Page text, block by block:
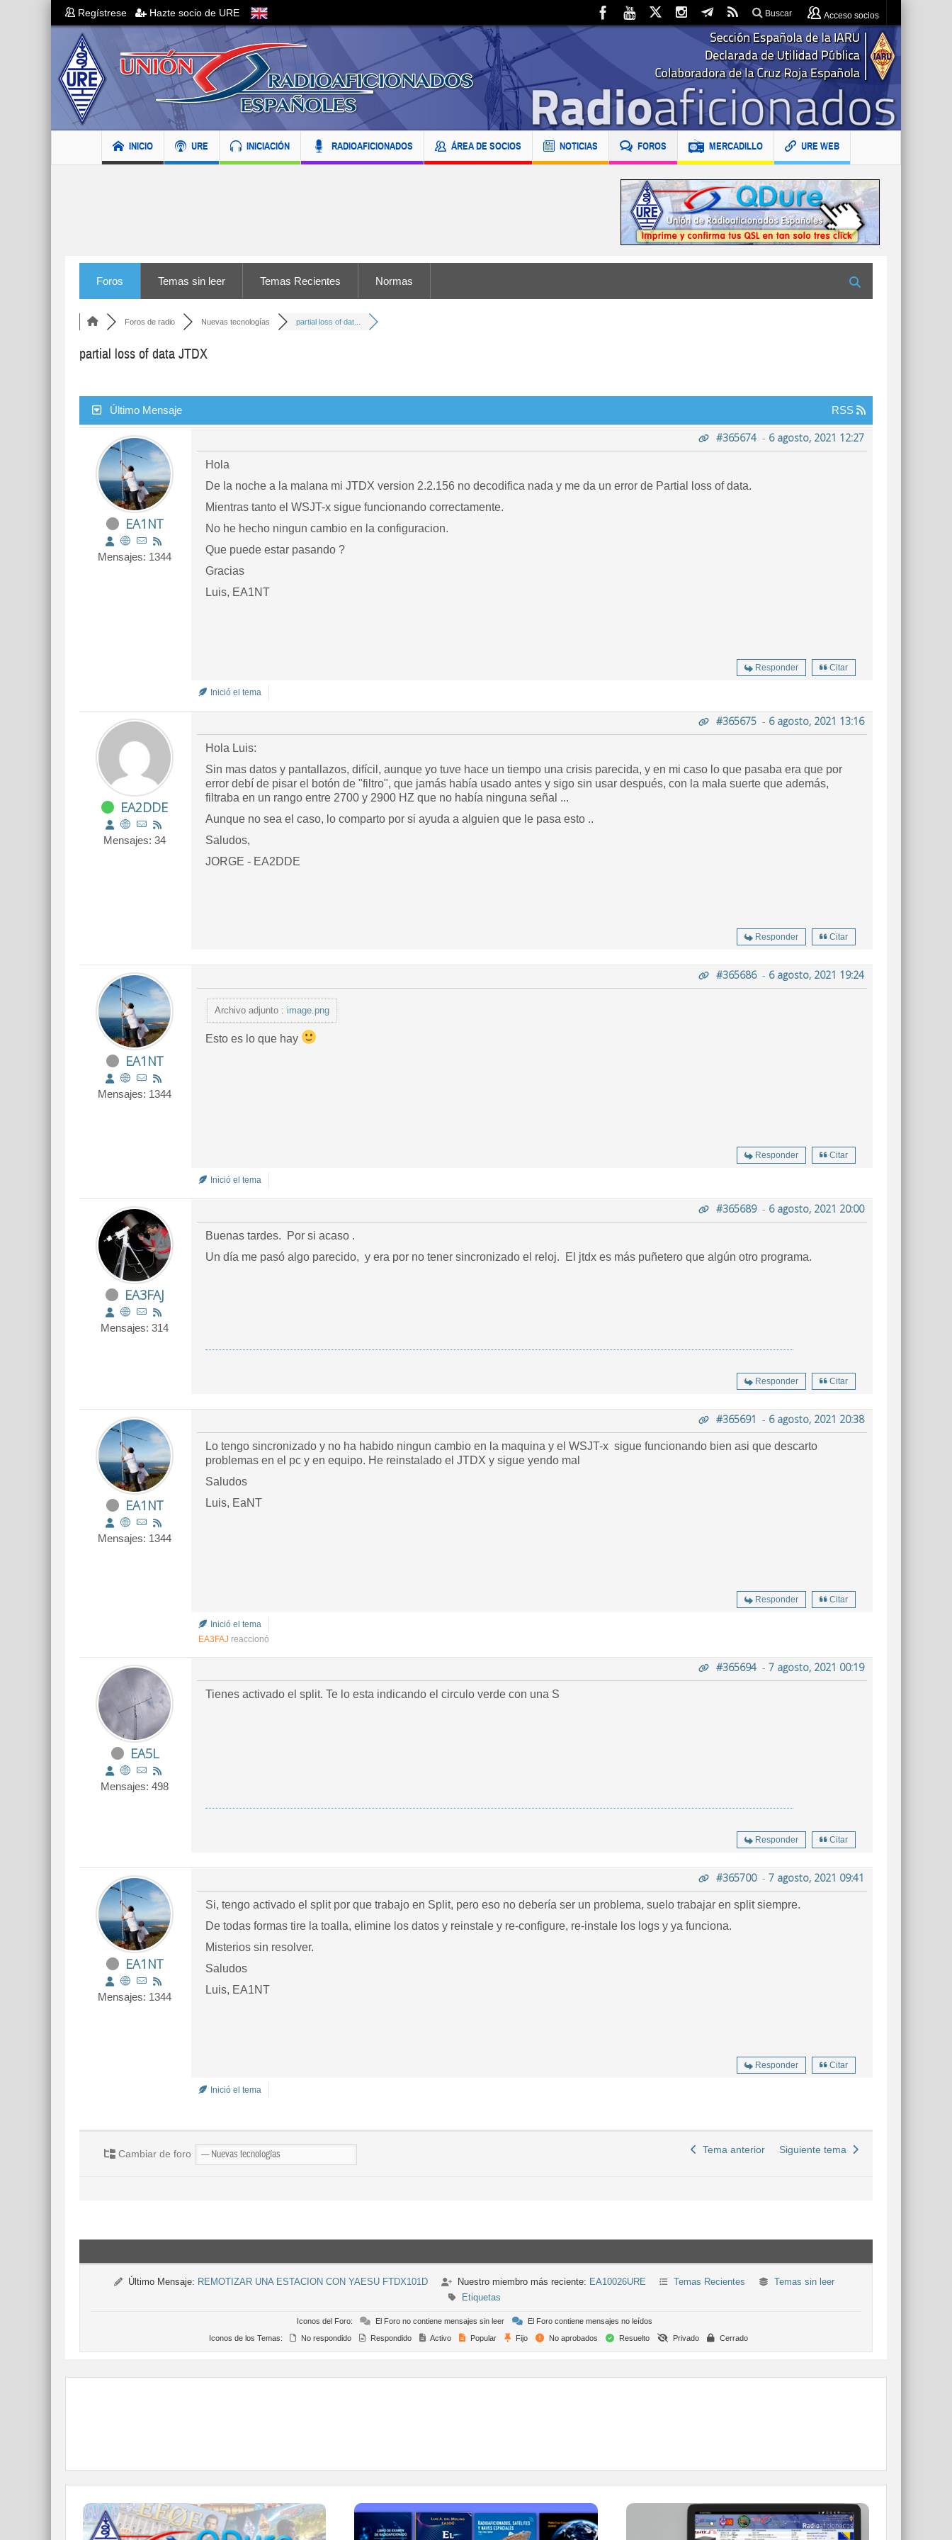
Regístrese Hazte socio de URE Buscar Acceso socios
INICIO URE INICIACIÓN RADIOAFICIONADOS ÁREA DE SOCIOS NOTICIAS FOROS MERCADILLO URE WEB
Foros Temas sin leer Temas Recientes Normas
Foros de radio Nuevas tecnologías partial loss of dat...
partial loss of data JTDX
Último Mensaje RSS
EA1NT
Mensajes: 1344
#365674- 6 agosto, 2021 12:27
Hola
De la noche a la malana mi JTDX version 2.2.156 no decodifica nada y me da un error de Partial loss of data.
Mientras tanto el WSJT-x sigue funcionando correctamente.
No he hecho ningun cambio en la configuracion.
Que puede estar pasando ?
Gracias
Luis, EA1NT
Responder Citar
Inició el tema
EA2DDE
Mensajes: 34
#365675 - 6 agosto, 2021 13:16
Hola Luis:
Sin mas datos y pantallazos, difícil, aunque yo tuve hace un tiempo una crisis parecida, y en mi caso lo que pasaba era que por
error debí de pisar el botón de "filtro", que jamás había usado antes y sigo sin usar después, con la mala suerte que además,
filtraba en un rango entre 2700 y 2900 HZ que no había ninguna señal ...
Aunque no sea el caso, lo comparto por si ayuda a alguien que le pasa esto ..
Saludos,
JORGE - EA2DDE
Responder Citar
EA1NT
Mensajes: 1344
#365686- 6 agosto, 2021 19:24
Archivo adjunto : image.png
Esto es lo que hay
Responder Citar
Inició el tema
EA3FAJ
Mensajes: 314
#365689- 6 agosto, 2021 20:00
Buenas tardes. Por si acaso .
Un día me pasó algo parecido, y era por no tener sincronizado el reloj. El jtdx es más puñetero que algún otro programa.
Responder Citar
EA1NT
Mensajes: 1344
#365691 - 6 agosto, 2021 20:38
Lo tengo sincronizado y no ha habido ningun cambio en la maquina y el WSJT-x sigue funcionando bien asi que descarto
problemas en el pc y en equipo. He reinstalado el JTDX y sigue yendo mal
Saludos
Luis, EaNT
Responder Citar
Inició el tema
EA3FAJ reaccionó
EA5L
Mensajes: 498
#365694- 7 agosto, 2021 00:19
Tienes activado el split. Te lo esta indicando el circulo verde con una S
Responder Citar
EA1NT
Mensajes: 1344
#365700- 7 agosto, 2021 09:41
Si, tengo activado el split por que trabajo en Split, pero eso no debería ser un problema, suelo trabajar en split siempre.
De todas formas tire la toalla, elimine los datos y reinstale y re-configure, re-instale los logs y ya funciona.
Misterios sin resolver.
Saludos
Luis, EA1NT
Responder Citar
Inició el tema
Cambiar de foro Tema anterior Siguiente tema
Último Mensaje: REMOTIZAR UNA ESTACION CON YAESU FTDX101D Nuestro miembro más reciente: EA10026URE Temas Recientes
Temas sin leer
Etiquetas
Iconos del Foro: El Foro no contiene mensajes sin leer
El Foro contiene mensajes no leídos
Iconos de los Temas:
No respondido Respondido Activo Popular Fijo No aprobados Resuelto Privado Cerrado
QDURE - https://qsl.ure.es